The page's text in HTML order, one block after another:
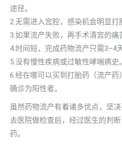
途径。
2.无需进入宫腔，感染机会明显打
3.如果流产失败，再手术清宫的痛
4.时间短，完成药物流产只需3–4
5.没有慢性疾病或过敏性哮喘病史。
6.经在哪可以买到打胎药（流产
确诊为阳性者。
虽然药物流产有着诸多优点，坚
去医院做检查后，经过医生的判
药。